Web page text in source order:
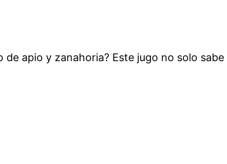
apio y zanahoria? Este jugo no solo